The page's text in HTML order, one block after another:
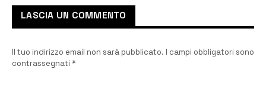
LASCIA UN COMMENTO
Il tuo indirizzo email non sarà pubblicato. I campi obbligatori sono
contrassegnati *